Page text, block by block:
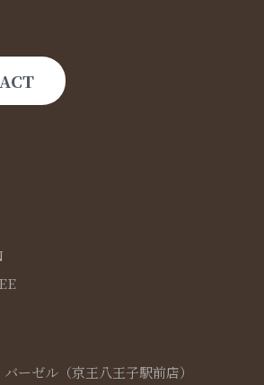
ーゼル（京王八王子駅前店）